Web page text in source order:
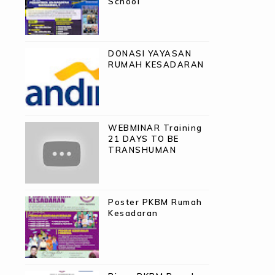
DONASI YAYASAN
RUMAH KESADARAN
WEBMINAR Training
21 DAYS TO BE
TRANSHUMAN
Poster PKBM Rumah
Kesadaran